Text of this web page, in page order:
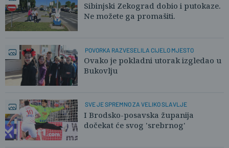
Sibinjski Zekograd dobio i putokaze.
Ne možete ga promašiti.
POVORKA RAZVESELILA CIJELO MJESTO
Ovako je pokladni utorak izgledao u
Bukovlju
SVE JE SPREMNO ZA VELIKO SLAVLJE
I Brodsko-posavska županija
dočekat će svog 'srebrnog'